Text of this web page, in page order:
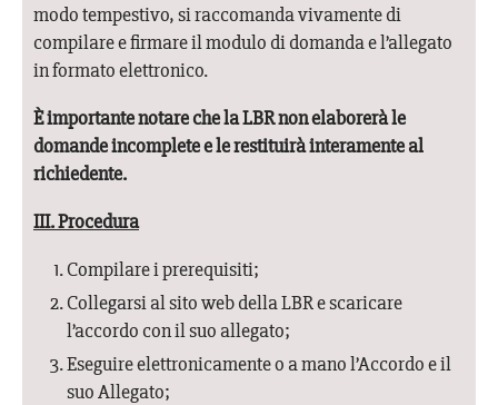
modo tempestivo, si raccomanda vivamente di
compilare e firmare il modulo di domanda e l’allegato
in formato elettronico.
È importante notare che la LBR non elaborerà le
domande incomplete e le restituirà interamente al
richiedente.
III. Procedura
Compilare i prerequisiti;
Collegarsi al sito web della LBR e scaricare
l’accordo con il suo allegato;
Eseguire elettronicamente o a mano l’Accordo e il
suo Allegato;